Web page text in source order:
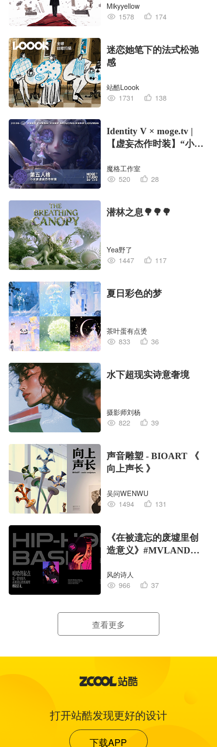
Mikyyellow
1578
174
迷恋她笔下的法式松弛
感
站酷Loook
1731
138
Identity V × moge.tv |
【虚妄杰作时装】“小女
魔格工作室
520
28
潜林之息🌳🌳🌳
Yea野了
1447
117
夏日彩色的梦
茶叶蛋有点烫
833
36
水下超现实诗意奢境
摄影师刘杨
822
39
声音雕塑 - BIOART 《
向上声长 》
吴问WENWU
1494
131
《在被遗忘的废墟里创
造意义》#MVLAND嘻
风的诗人
966
37
查看更多
打开站酷发现更好的设计
下载APP